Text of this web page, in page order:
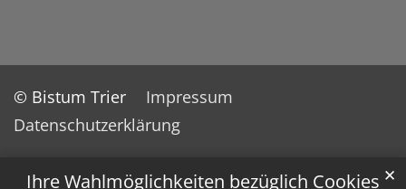
Ihre Wahlmöglichkeiten bezüglich Cookies ✕
© Bistum Trier
Impressum
Datenschutzerklärung